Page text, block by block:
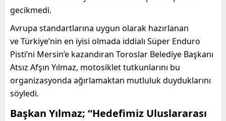
gecikmedi.
Avrupa standartlarına uygun olarak hazırlanan
ve Türkiye’nin en iyisi olmada iddialı Süper Enduro
Pisti’ni Mersin’e kazandıran Toroslar Belediye Başkanı
Atsız Afşın Yılmaz, motosiklet tutkunlarını bu
organizasyonda ağırlamaktan mutluluk duyduklarını
söyledi.
Başkan Yılmaz; “Hedefimiz Uluslararası